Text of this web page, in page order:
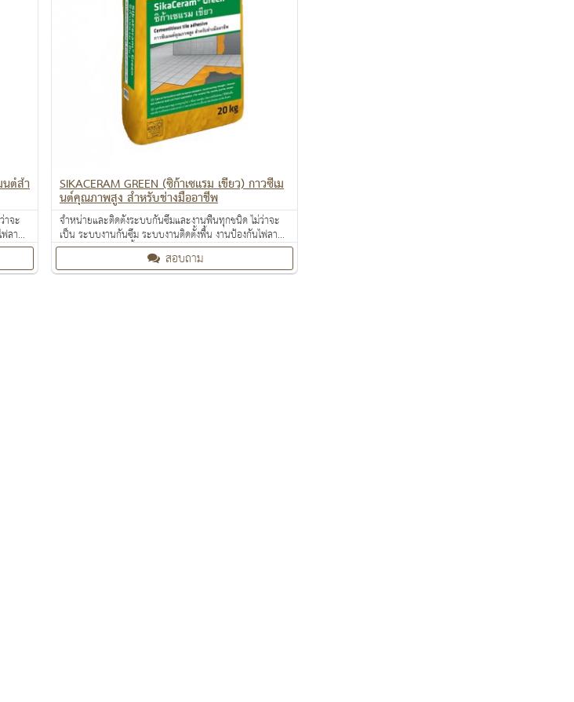
นต์สำ
าจะ
ลาม
อน
SIKACERAM GREEN (ซิก้าเซแรม เขียว) กาวซีเม
นต์คุณภาพสูง สำหรับช่างมืออาชีพ
จำหน่ายและติดตั้งระบบกันซึมและงานพื้นทุกชนิด ไม่ว่าจะ
เป็น ระบบงานกันซึม ระบบงานติดตั้งพื้น งานป้องกันไฟลาม
งานเคลือบปกป้องพื้นผิว งานเคลือบสารสะท้อนความร้อน
สอบถาม